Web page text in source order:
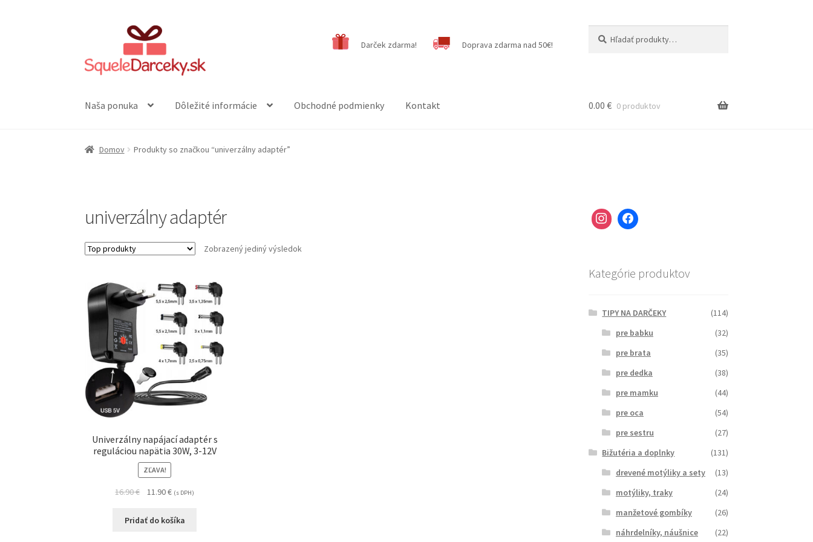
navigáciu
obsah
Darček zdarma! Doprava zdarma nad 50€!
Naša ponuka Dôležité informácie Obchodné podmienky Kontakt 0.00 € 0 produktov
Domov Produkty so značkou “univerzálny adaptér”
univerzálny adaptér
Zobrazený jediný výsledok
Univerzálny napájací adaptér s
reguláciou napätia 30W, 3-12V
ZĽAVA!
16.90€ 11.90€ (s DPH)
Pridať do košíka
Kategórie produktov
TIPY NA DARČEKY
(114)
pre babku
(32)
pre brata
(35)
pre dedka
(38)
pre mamku
(44)
pre oca
(54)
pre sestru
(27)
Bižutéria a doplnky
(131)
drevené motýliky a sety
(13)
motýliky, traky
(24)
manžetové gombíky
(26)
náhrdelníky, náušnice
(22)